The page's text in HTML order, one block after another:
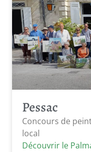
Pessac
Concours de
local
Découvrir le